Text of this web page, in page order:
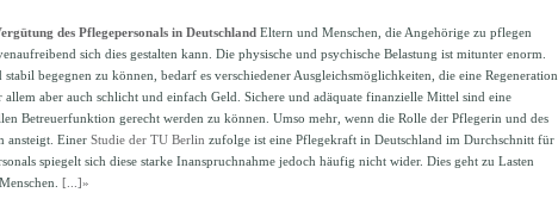
des Pflegepersonals in Deutschland Eltern und Menschen, die Angehörige zu pflegen
sich dies gestalten kann. Die physische und psychische Belastung ist mitunter enorm.
begegnen zu können, bedarf es verschiedener Ausgleichsmöglichkeiten, die eine Regeneration
aber auch schlicht und einfach Geld. Sichere und adäquate finanzielle Mittel sind eine
Betreuerfunktion gerecht werden zu können. Umso mehr, wenn die Rolle der Pflegerin und des
ansteigt. Einer Studie der TU Berlin zufolge ist eine Pflegekraft in Deutschland im Durchschnitt für
spiegelt sich diese starke Inanspruchnahme jedoch häufig nicht wider. Dies geht zu Lasten
[...]»